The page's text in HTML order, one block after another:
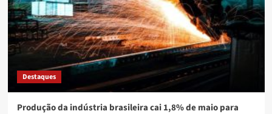
Destaques
Produção da indústria brasileira cai 1,8% de maio para